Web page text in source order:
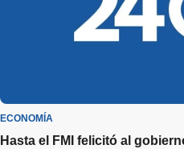
ECONOMÍA
Hasta el FMI felicitó al